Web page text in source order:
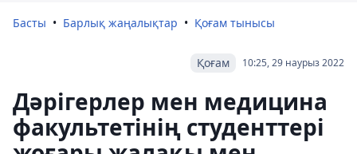
Басты Барлық жаңалықтар Қоғам тынысы
10:25, 29 наурыз 2022
Қоғам
Дәрігерлер мен медицина
факультетінің студенттері